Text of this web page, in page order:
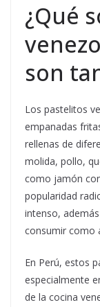
¿Qué
son
Los pastelitos
empanadas
rellenas de
molida, pollo,
como jamón
popularidad
intenso,
consumir como
En Perú, estos
especialmente
de la cocina